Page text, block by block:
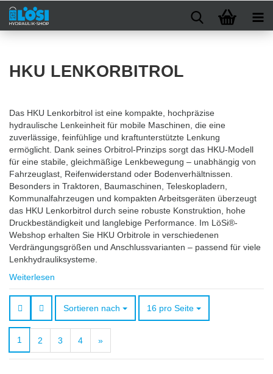
HKU LENKORBITROL
Das HKU Lenkorbitrol ist eine kompakte, hochpräzise
hydraulische Lenkeinheit für mobile Maschinen, die eine
zuverlässige, feinfühlige und kraftunterstützte Lenkung
ermöglicht. Dank seines Orbitrol-Prinzips sorgt das HKU-Modell
für eine stabile, gleichmäßige Lenkbewegung – unabhängig von
Fahrzeuglast, Reifenwiderstand oder Bodenverhältnissen.
Besonders in Traktoren, Baumaschinen, Teleskopladern,
Kommunalfahrzeugen und kompakten Arbeitsgeräten überzeugt
das HKU Lenkorbitrol durch seine robuste Konstruktion, hohe
Druckbeständigkeit und langlebige Performance. Im LöSi®-
Webshop erhalten Sie HKU Orbitrole in verschiedenen
Verdrängungsgrößen und Anschlussvarianten – passend für viele
Lenkhydrauliksysteme.
Weiterlesen
Sortieren nach
Sortieren nach 16 pro Seite
pro Seite
1 2 3 4 »